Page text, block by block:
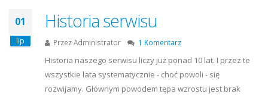
01
lip
Historia serwisu
PrzezAdministrator 1 Komentarz
Historia naszego serwisu liczy już ponad 10 lat. I przez te
wszystkie lata systematycznie - choć powoli - się
rozwijamy. Głównym powodem tępa wzrostu jest brak